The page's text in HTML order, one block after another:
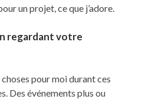
un projet, ce que j’adore.
regardant votre
choses pour moi durant ces
Des événements plus ou